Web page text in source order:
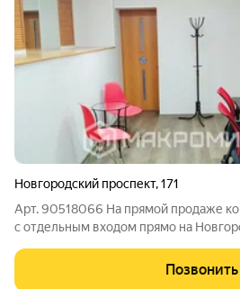
Новгородский проспект,171
Арт. 90518066 На прямой продаже
с отдельным входом прямо на
передается складское помещение 20
место за шлакбаумом Есть
Позвонить